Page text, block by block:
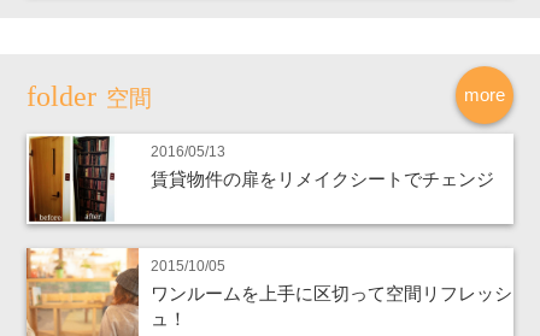
more
空間
2016/05/13
賃貸物件の扉をリメイクシートでチェンジ
2015/10/05
ワンルームを上手に区切って空間リフレッシ
ュ！